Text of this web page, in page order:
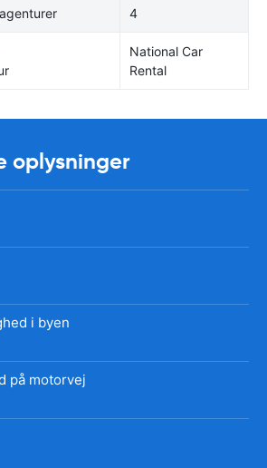
4
National Car
Rental
oplysninger
i byen
på motorvej